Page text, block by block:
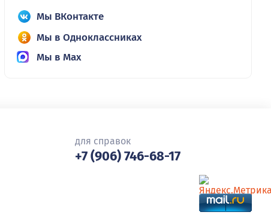
Мы ВКонтакте
Мы в Одноклассниках
Мы в Max
для справок
+7 (906) 746-68-17